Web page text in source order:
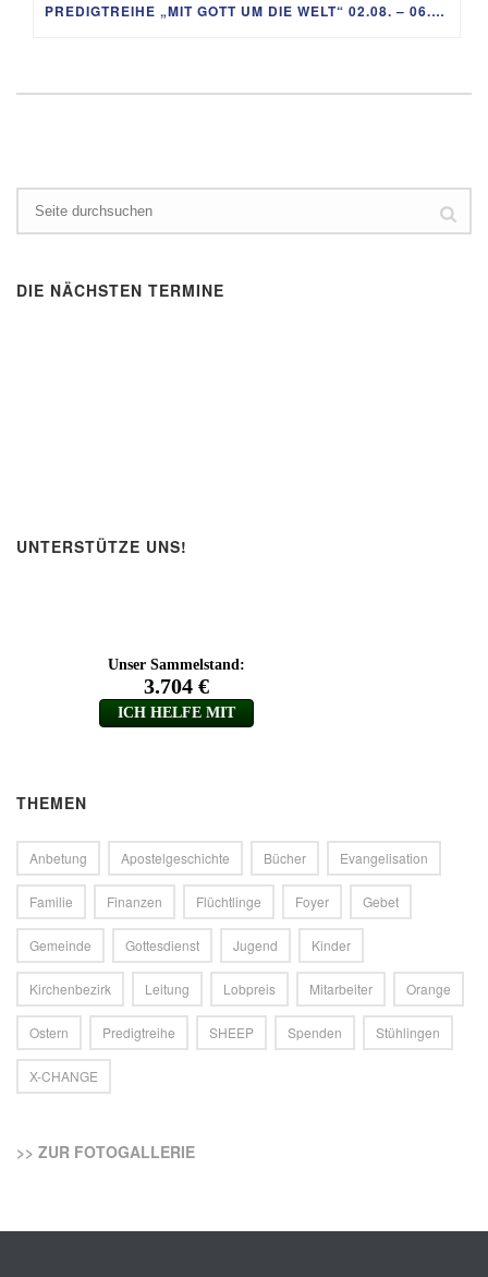
PREDIGTREIHE „MIT GOTT UM DIE WELT“ 02.08. – 06.09.
DIE NÄCHSTEN TERMINE
UNTERSTÜTZE UNS!
THEMEN
Anbetung Apostelgeschichte Bücher Evangelisation
Familie Finanzen Flüchtlinge Foyer Gebet
Gemeinde Gottesdienst Jugend Kinder
Kirchenbezirk Leitung Lobpreis Mitarbeiter Orange
Ostern Predigtreihe SHEEP Spenden Stühlingen
X-CHANGE
>> ZUR FOTOGALLERIE